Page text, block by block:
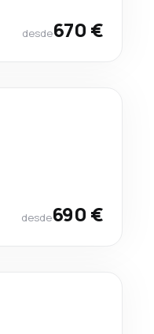
desde670 €
desde690 €